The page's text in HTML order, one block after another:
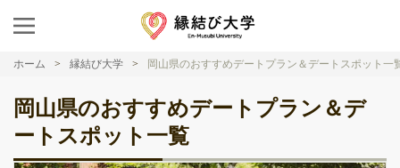
ホーム 縁結び大学 岡山県のおすすめデートプラン＆デートスポット一
岡山県のおすすめデートプラン＆デ
ートスポット一覧